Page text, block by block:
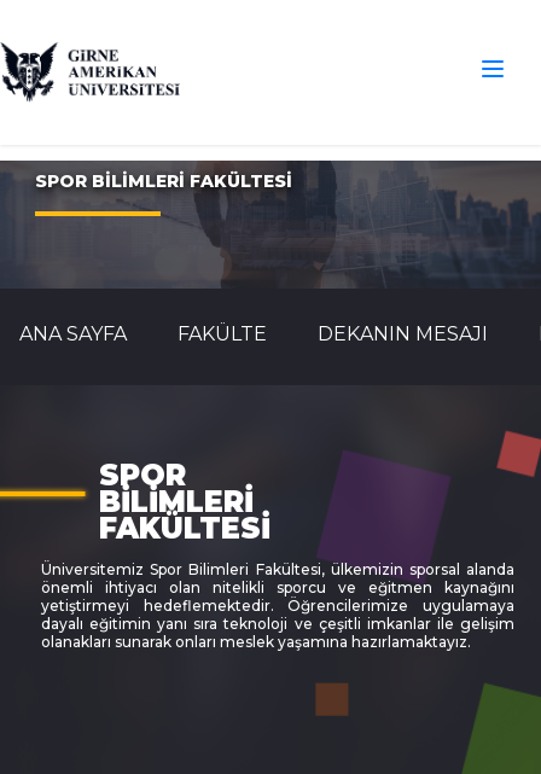
SPOR BİLİMLERİ FAKÜLTESİ
ANA SAYFA FAKÜLTE DEKANIN MESAJI
SPOR
BİLİMLERİ
FAKÜLTESİ
Üniversitemiz Spor Bilimleri Fakültesi, ülkemizin sporsal alanda
önemli ihtiyacı olan nitelikli sporcu ve eğitmen kaynağını
yetiştirmeyi hedeflemektedir. Öğrencilerimize uygulamaya
dayalı eğitimin yanı sıra teknoloji ve çeşitli imkanlar ile gelişim
olanakları sunarak onları meslek yaşamına hazırlamaktayız.